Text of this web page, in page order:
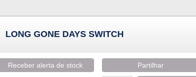
LONG GONE DAYS SWITCH
Receber alerta de stock Partilhar